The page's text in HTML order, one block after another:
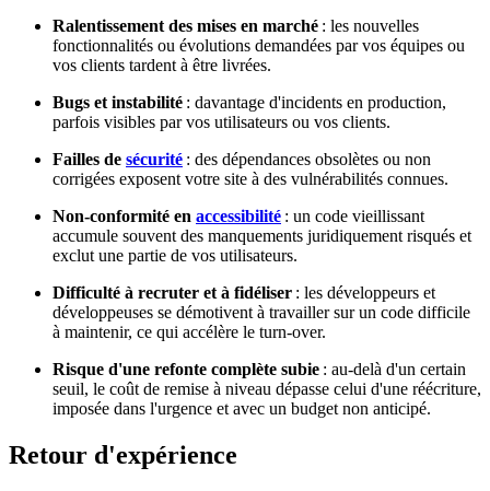
Ralentissement des mises en marché : les nouvelles
fonctionnalités ou évolutions demandées par vos équipes ou
vos clients tardent à être livrées.
Bugs et instabilité : davantage d'incidents en production,
parfois visibles par vos utilisateurs ou vos clients.
Failles de sécurité : des dépendances obsolètes ou non
corrigées exposent votre site à des vulnérabilités connues.
Non-conformité en accessibilité : un code vieillissant
accumule souvent des manquements juridiquement risqués et
exclut une partie de vos utilisateurs.
Difficulté à recruter et à fidéliser : les développeurs et
développeuses se démotivent à travailler sur un code difficile
à maintenir, ce qui accélère le turn-over.
Risque d'une refonte complète subie : au-delà d'un certain
seuil, le coût de remise à niveau dépasse celui d'une réécriture,
imposée dans l'urgence et avec un budget non anticipé.
Retour d'expérience